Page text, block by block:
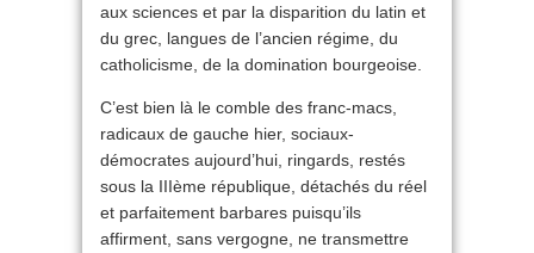
aux sciences et par la disparition du latin et
du grec, langues de l’ancien régime, du
catholicisme, de la domination bourgeoise.
C’est bien là le comble des franc-macs,
radicaux de gauche hier, sociaux-
démocrates aujourd’hui, ringards, restés
sous la IIIème république, détachés du réel
et parfaitement barbares puisqu’ils
affirment, sans vergogne, ne transmettre